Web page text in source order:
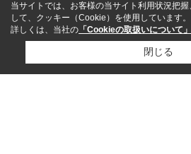
当サイトでは、お客様の当サイト利用状況把
して、クッキー（Cookie）を使用しています。
詳しくは、当社の 「Cookieの取扱いについて」
閉じる